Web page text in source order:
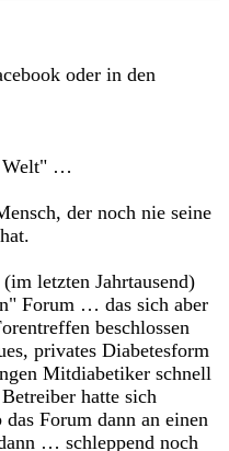
oder in den
Welt" …
der noch nie seine
letzten Jahrtausend)
Forum … das sich aber
beschlossen
privates Diabetesform
Mitdiabetiker schnell
hatte sich
Forum dann an einen
… schleppend noch